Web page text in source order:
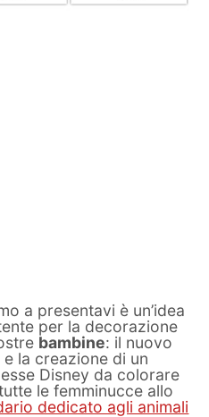
a presentavi è un’idea
per la decorazione
bambine: il nuovo
la creazione di un
Disney da colorare
le femminucce allo
dedicato agli animali